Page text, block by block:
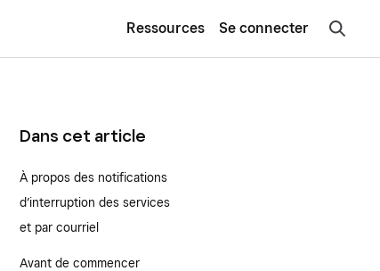
Ressources Se connecter
Dans cet article
À propos des notifications
d’interruption des services
et par courriel
Avant de commencer